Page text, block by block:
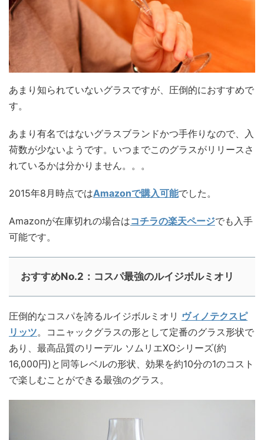
あまり知られていないグラスですが、圧倒的におすすめで
す。
あまり有名ではないグラスブランドかつ手作りなので、入
荷数が少ないようです。いつまでこのグラスがリリースさ
れているかは分かりません。。。
2015年8月時点ではAmazonで購入可能でした。
Amazonが在庫切れの場合はコチラの楽天ページでも入手
可能です。
おすすめNo.2：コスパ最強のルイジボルミオリ
圧倒的なコスパを誇るルイジボルミオリ ヴィノテクスピ
リッツ。コニャックグラスの形として定番のグラス形状で
あり、最高品質のリーデル ソムリエXOシリーズ(約
16,000円)と同等レベルの形状、効果を約10分の1のコスト
で楽しむことができる最強のグラス。